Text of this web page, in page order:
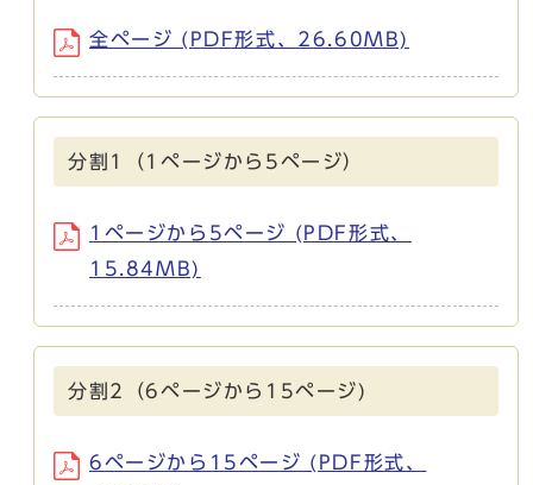
全ページ (PDF形式、26.60MB)
分割1（1ページから5ページ）
1ページから5ページ (PDF形式、
15.84MB)
分割2（6ページから15ページ)
6ページから15ページ (PDF形式、